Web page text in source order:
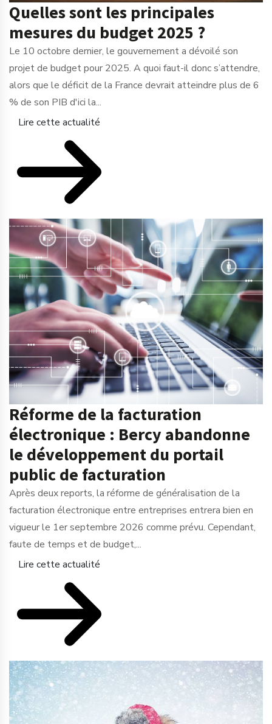
Quelles sont les principales
mesures du budget 2025 ?
Le 10 octobre dernier, le gouvernement a dévoilé son
projet de budget pour 2025. A quoi faut-il donc s’attendre,
alors que le déficit de la France devrait atteindre plus de 6
% de son PIB d'ici la...
Lire cette actualité
Réforme de la facturation
électronique : Bercy abandonne
le développement du portail
public de facturation
Après deux reports, la réforme de généralisation de la
facturation électronique entre entreprises entrera bien en
vigueur le 1er septembre 2026 comme prévu. Cependant,
faute de temps et de budget,...
Lire cette actualité